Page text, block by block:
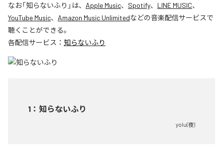
なお「知らないふり 」は、 Apple Music、 Spotify、 LINE MUSIC、
YouTube Music、 Amazon Music Unlimitedなどの音楽配信サービスで
聴くことができる。
各配信サービス： 知らないふり
1 ： 知らないふり
yolu(夜)